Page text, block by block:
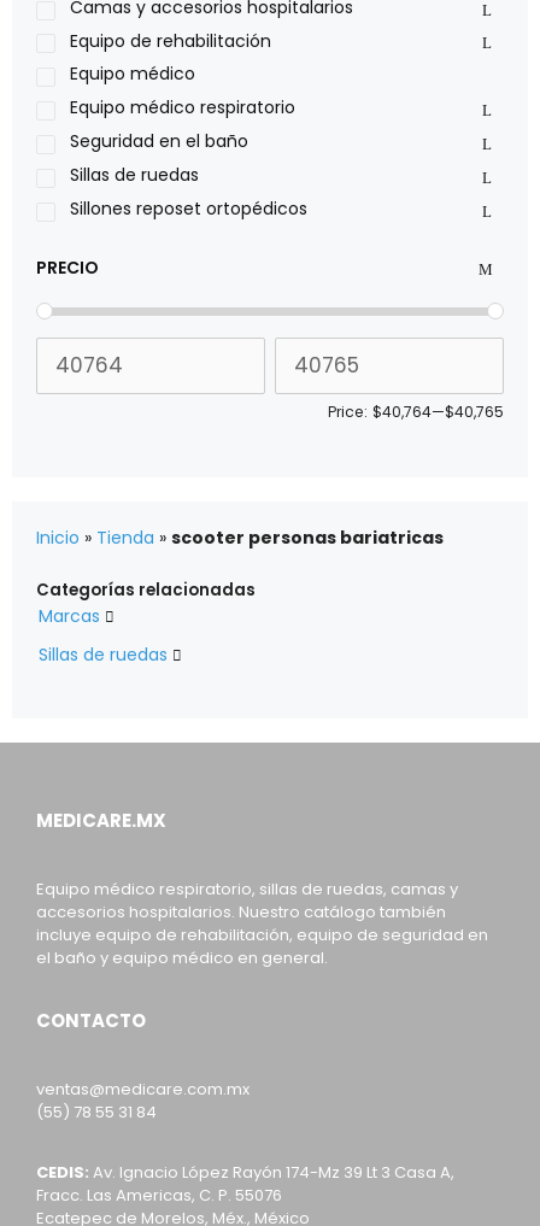
Philips
Pride
Roho
Sillas de ruedas Everest Jennings
Stealth products
Xiehe Medical
Camas y accesorios hospitalarios
Equipo de rehabilitación
Equipo médico
Equipo médico respiratorio
Seguridad en el baño
Sillas de ruedas
Sillones reposet ortopédicos
PRECIO
Price: $40,764—$40,765
Inicio » Tienda » scooter personas bariatricas
Categorías relacionadas
Marcas 
Sillas de ruedas 
MEDICARE.MX
Equipo médico respiratorio, sillas de ruedas, camas y
accesorios hospitalarios. Nuestro catálogo también
incluye equipo de rehabilitación, equipo de seguridad en
el baño y equipo médico en general.
CONTACTO
ventas@medicare.com.mx
(55) 78 55 31 84
CEDIS: Av. Ignacio López Rayón 174-Mz 39 Lt 3 Casa A,
Fracc. Las Americas, C. P. 55076
Ecatepec de Morelos, Méx., México